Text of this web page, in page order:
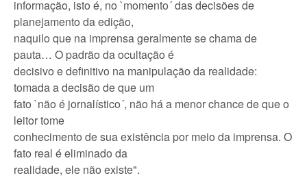
informação, isto é, no `momento´ das decisões de
planejamento da edição,
naquilo que na imprensa geralmente se chama de
pauta… O padrão da ocultação é
decisivo e definitivo na manipulação da realidade:
tomada a decisão de que um
fato `não é jornalístico´, não há a menor chance de que o
leitor tome
conhecimento de sua existência por meio da imprensa. O
fato real é eliminado da
realidade, ele não existe".